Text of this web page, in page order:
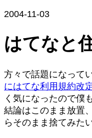
2004-11-03
はてなと
方々で話題になって
にはてな利用規約改
く気になったので僕
結論はこのまま放置
らそのまま捨てみた